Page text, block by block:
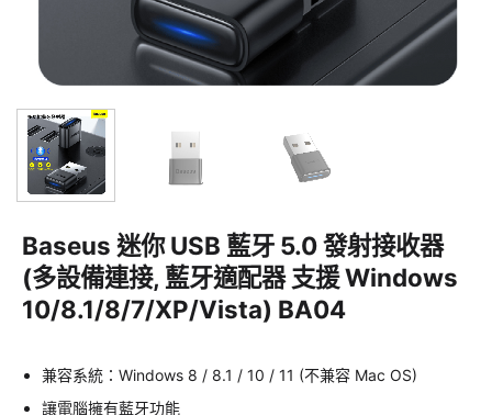
Baseus 迷你 USB 藍牙 5.0 發射接收器
(多設備連接, 藍牙適配器 支援 Windows
10/8.1/8/7/XP/Vista) BA04
兼容系統：Windows 8 / 8.1 / 10 / 11 (不兼容 Mac OS)
讓電腦擁有藍牙功能